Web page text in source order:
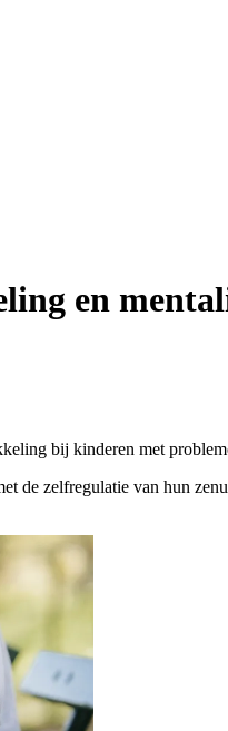
en
bij kinderen met
de zelfregulatie van hun